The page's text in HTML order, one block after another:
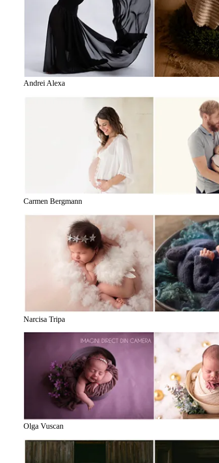
Andrei Alexa
Carmen Bergmann
Narcisa Tripa
Olga Vuscan